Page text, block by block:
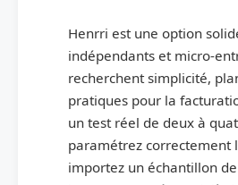
Henrri est une option
indépendants et
recherchent simplicité,
pratiques pour la
un test réel de deux à
paramétrez correctement
importez un échantillon